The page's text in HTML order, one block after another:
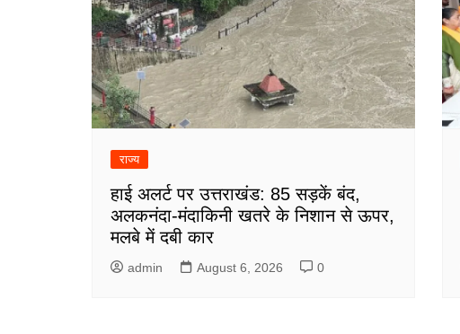
राज्य
हाई अलर्ट पर उत्तराखंड: 85 सड़कें बंद,
अलकनंदा-मंदाकिनी खतरे के निशान से ऊपर,
मलबे में दबी कार
admin August 6, 2026 0